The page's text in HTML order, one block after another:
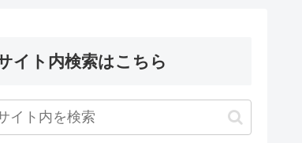
イト内検索はこちら